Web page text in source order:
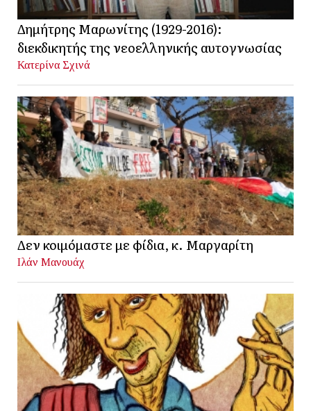
Δημήτρης Μαρωνίτης (1929-2016):
διεκδικητής της νεοελληνικής αυτογνωσίας
Κατερίνα Σχινά
Δεν κοιμόμαστε με φίδια, κ. Μαργαρίτη
Ιλάν Μανουάχ